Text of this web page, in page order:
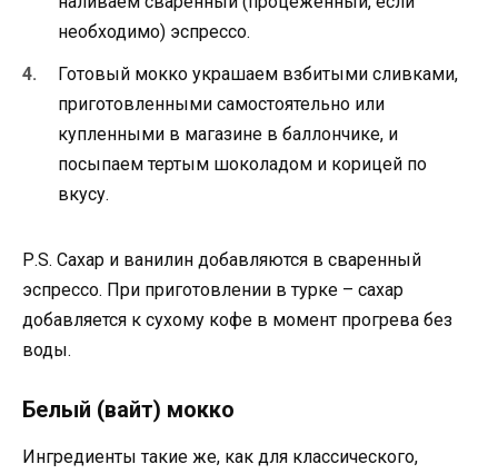
необходимо) эспрессо.
Готовый мокко украшаем взбитыми сливками,
приготовленными самостоятельно или
купленными в магазине в баллончике, и
посыпаем тертым шоколадом и корицей по
вкусу.
Р.S. Сахар и ванилин добавляются в сваренный
эспрессо. При приготовлении в турке – сахар
добавляется к сухому кофе в момент прогрева без
воды.
Белый (вайт) мокко
Ингредиенты такие же, как для классического,